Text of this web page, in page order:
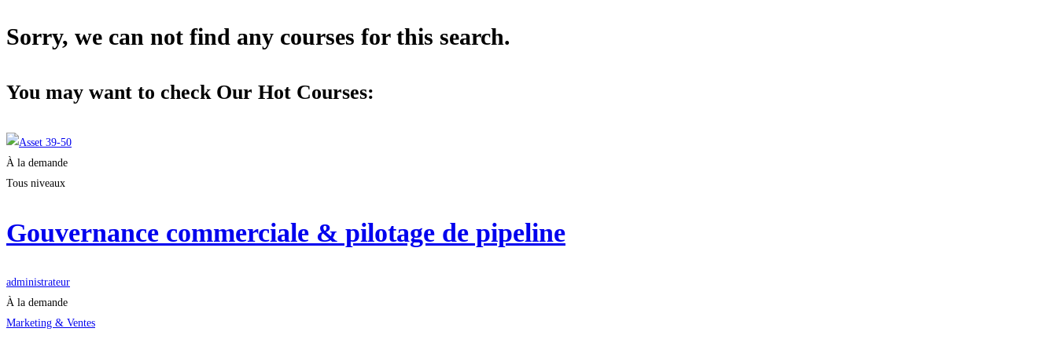
Sorry, we can not find any courses for this search.
You may want to check Our Hot Courses:
À la demande
Tous niveaux
Gouvernance commerciale & pilotage de pipeline
administrateur
À la demande
Marketing & Ventes